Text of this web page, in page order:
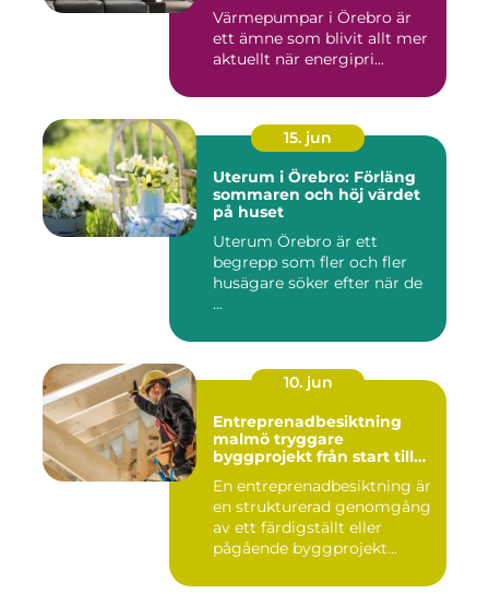
Värmepumpar i Örebro är
ett ämne som blivit allt mer
aktuellt när energipri...
15. jun
Uterum i Örebro: Förläng
sommaren och höj värdet
på huset
Uterum Örebro är ett
begrepp som fler och fler
husägare söker efter när de
...
10. jun
Entreprenadbesiktning
malmö tryggare
byggprojekt från start till
En entreprenadbesiktning är
en strukturerad genomgång
av ett färdigställt eller
pågående byggprojekt...